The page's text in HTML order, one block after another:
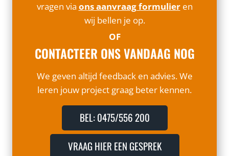
vragen via ons aanvraag formulieren
wij bellen je op.
OF
CONTACTEER ONS VANDAAG NOG
We geven altijd feedback en advies. We
leren jouw project graag beter kennen.
BEL: 0475/556 200
VRAAG HIER EEN GESPREK